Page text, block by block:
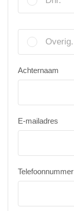
Overig.
Achternaam
E-mailadres
Telefoonnummer